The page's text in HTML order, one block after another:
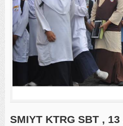
SMIYT KTRG SBT ,